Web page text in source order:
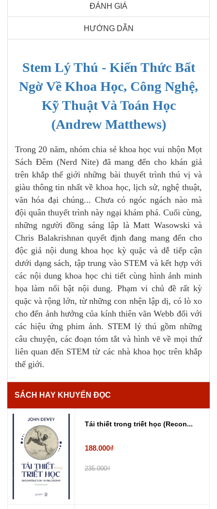
ĐÁNH GIÁ
HƯỚNG DẪN
Stem Lý Thú - Kiến Thức Bất
Ngờ Về Khoa Học, Công Nghệ,
Kỹ Thuật Và Toán Học
(Andrew Matthews)
Trong 20 năm, nhóm chia sẻ khoa học vui nhộn Mọt
Sách Đêm (Nerd Nite) đã mang đến cho khán giả
trên khắp thế giới những bài thuyết trình thú vị và
giàu thông tin nhất về khoa học, lịch sử, nghệ thuật,
văn hóa đại chúng... Chưa có ngóc ngách nào mà
đội quân thuyết trình này ngại khám phá. Cuối cùng,
những người đồng sáng lập là Matt Wasowski và
Chris Balakrishnan quyết định đang mang đến cho
độc giả nội dung khoa học kỳ quặc và dễ tiếp cận
dưới dạng sách, tập trung vào STEM và kết hợp với
các nội dung khoa học chi tiết cùng hình ảnh minh
họa làm nổi bật nội dung. Phạm vi chủ đề rất kỳ
quặc và rộng lớn, từ những con nhện lập dị, có lò xo
cho đến ảnh hưởng của kính thiên văn Webb đối với
các hiệu ứng phim ảnh. STEM lý thú gồm những
câu chuyện, các đoạn tóm tắt và hình vẽ về mọi thứ
liên quan đến STEM từ các nhà khoa học trên khắp
thế giới.
SÁCH HAY KHUYẾN ĐỌC
Tái thiết trong triết học (Recon...
188.000₫
235.000₫